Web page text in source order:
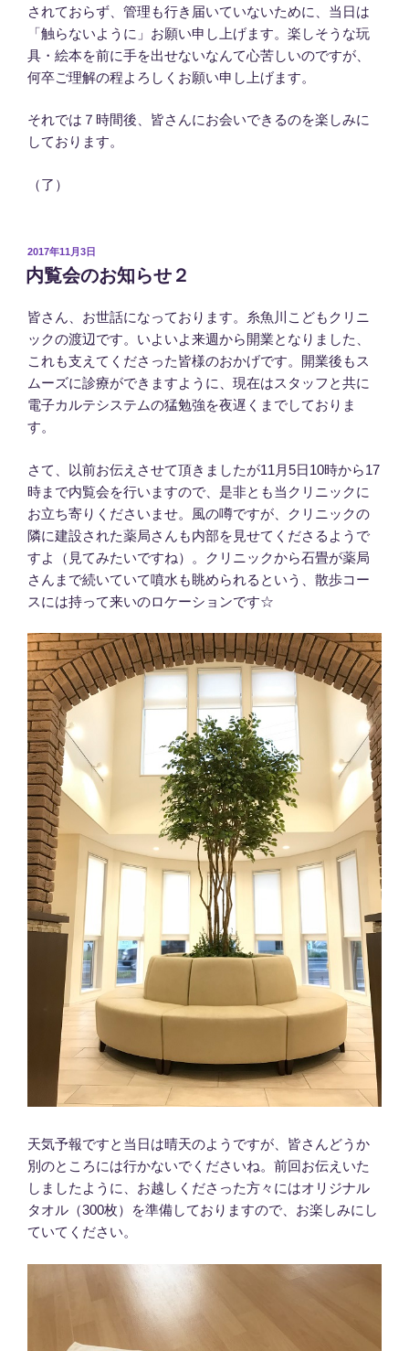
されておらず、管理も行き届いていないために、当日は
「触らないように」お願い申し上げます。楽しそうな玩
具・絵本を前に手を出せないなんて心苦しいのですが、
何卒ご理解の程よろしくお願い申し上げます。
それでは７時間後、皆さんにお会いできるのを楽しみに
しております。
（了）
投
稿
日:
2017年11月3日
内覧会のお知らせ２
皆さん、お世話になっております。糸魚川こどもクリニ
ックの渡辺です。いよいよ来週から開業となりました、
これも支えてくださった皆様のおかげです。開業後もス
ムーズに診療ができますように、現在はスタッフと共に
電子カルテシステムの猛勉強を夜遅くまでしておりま
す。
さて、以前お伝えさせて頂きましたが11月5日10時から17
時まで内覧会を行いますので、是非とも当クリニックに
お立ち寄りくださいませ。風の噂ですが、クリニックの
隣に建設された薬局さんも内部を見せてくださるようで
すよ（見てみたいですね）。クリニックから石畳が薬局
さんまで続いていて噴水も眺められるという、散歩コー
スには持って来いのロケーションです☆
天気予報ですと当日は晴天のようですが、皆さんどうか
別のところには行かないでくださいね。前回お伝えいた
しましたように、お越しくださった方々にはオリジナル
タオル（300枚）を準備しておりますので、お楽しみにし
ていてください。